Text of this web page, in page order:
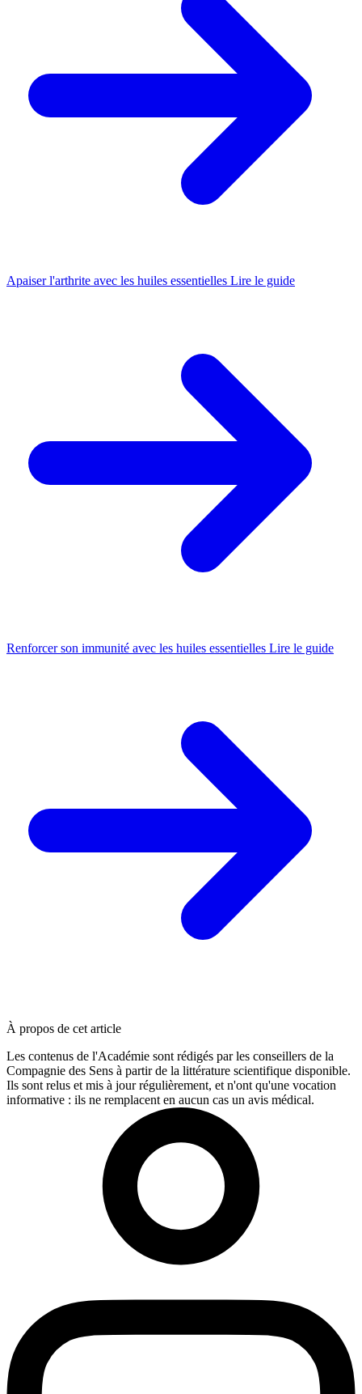
Apaiser l'arthrite avec les huiles essentielles Lire le guide
Renforcer son immunité avec les huiles essentielles Lire le guide
À propos de cet article
Les contenus de l'Académie sont rédigés par les conseillers de la
Compagnie des Sens à partir de la littérature scientifique disponible.
Ils sont relus et mis à jour régulièrement, et n'ont qu'une vocation
informative : ils ne remplacent en aucun cas un avis médical.